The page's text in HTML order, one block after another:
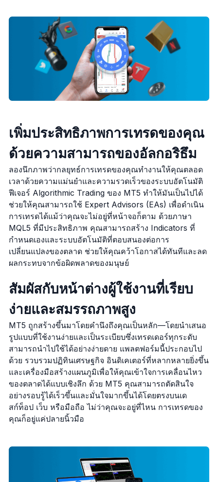
เพิ่มประสิทธิภาพการเทรดของคุณ
ด้วยความสามารถของอัลกอริธึม
ลองนึกภาพว่ากลยุทธ์การเทรดของคุณทำงานให้คุณตลอด
เวลาด้วยความแม่นยำและความรวดเร็วของระบบอัตโนมัติ
ฟีเจอร์ Algorithmic Trading ของ MT5 ทำให้มันเป็นไปได้
ช่วยให้คุณสามารถใช้ Expert Advisors (EAs) เพื่อดำเนิน
การเทรดได้แม้ว่าคุณจะไม่อยู่ที่หน้าจอก็ตาม ด้วยภาษา
MQL5 ที่มีประสิทธิภาพ คุณสามารถสร้าง Indicators ที่
กำหนดเองและระบบอัตโนมัติที่ตอบสนองต่อการ
เปลี่ยนแปลงของตลาด ช่วยให้คุณคว้าโอกาสได้ทันทีและลด
ผลกระทบจากข้อผิดพลาดของมนุษย์
สัมผัสกับหน้าต่างผู้ใช้งานที่เรียบ
ง่ายและสมรรถภาพสูง
MT5 ถูกสร้างขึ้นมาโดยคำนึงถึงคุณเป็นหลัก—โดยนำเสนอ
รูปแบบที่ใช้งานง่ายและเป็นระเบียบซึ่งเทรดเดอร์ทุกระดับ
สามารถนำไปใช้ได้อย่างง่ายดาย แพลตฟอร์มนี้ประกอบไป
ด้วย รวบรวมปฏิทินเศรษฐกิจ อินดิเคเตอร์ที่หลากหลายยิ่งขึ้น
และเครื่องมือสร้างแผนภูมิเพื่อให้คุณเข้าใจการเคลื่อนไหว
ของตลาดได้แบบเชิงลึก ด้วย MT5 คุณสามารถตัดสินใจ
อย่างรอบรู้ได้เร็วขึ้นและมั่นใจมากขึ้นได้โดยตรงบนเด
สก์ท็อป เว็บ หรือมือถือ ไม่ว่าคุณจะอยู่ที่ไหน การเทรดของ
คุณก็อยู่แค่ปลายนิ้วมือ